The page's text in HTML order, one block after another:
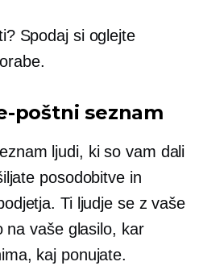
Spodaj si oglejte
poštni seznam
ljudi, ki so vam dali
posodobitve in
Ti ljudje se z vaše
na vaše glasilo, kar
kaj ponujate.